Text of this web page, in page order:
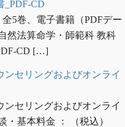
_PDF-CD
5巻、電子書籍（PDFデー
然法算命学・師範科 教科
CD […]
ンセリングおよびオンライ
ンセリングおよびオンライ
・基本料金 ： （税込）